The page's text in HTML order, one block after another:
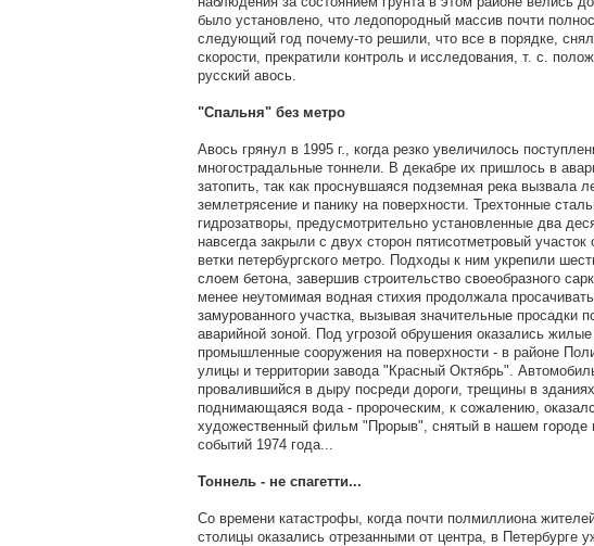
было установлено, что ледопородный массив почти
следующий год почему-то решили, что все в порядке,
скорости, прекратили контроль и исследования, т. с.
русский авось.
"Спальня" без метро
Авось грянул в 1995 г., когда резко увеличилось
многострадальные тоннели. В декабре их пришлось в
затопить, так как проснувшаяся подземная река вызвала
землетрясение и панику на поверхности. Трехтонные
гидрозатворы, предусмотрительно установленные два
навсегда закрыли с двух сторон пятисотметровый участок
ветки петербургского метро. Подходы к ним укрепили
слоем бетона, завершив строительство своеобразного
менее неутомимая водная стихия продолжала
замурованного участка, вызывая значительные просадки
аварийной зоной. Под угрозой обрушения оказались
промышленные сооружения на поверхности - в районе
улицы и территории завода "Красный Октябрь".
провалившийся в дыру посреди дороги, трещины в
поднимающаяся вода - пророческим, к сожалению,
художественный фильм "Прорыв", снятый в нашем городе
событий 1974 года...
Тоннель - не спагетти...
Со времени катастрофы, когда почти полмиллиона
столицы оказались отрезанными от центра, в Петербурге